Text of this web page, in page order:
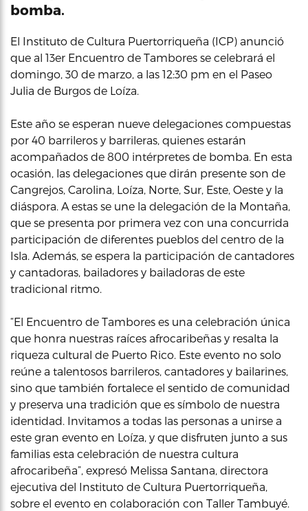
bomba.
El Instituto de Cultura Puertorriqueña (ICP) anunció
que al 13er Encuentro de Tambores se celebrará el
domingo, 30 de marzo, a las 12:30 pm en el Paseo
Julia de Burgos de Loíza.
Este año se esperan nueve delegaciones compuestas
por 40 barrileros y barrileras, quienes estarán
acompañados de 800 intérpretes de bomba. En esta
ocasión, las delegaciones que dirán presente son de
Cangrejos, Carolina, Loíza, Norte, Sur, Este, Oeste y la
diáspora. A estas se une la delegación de la Montaña,
que se presenta por primera vez con una concurrida
participación de diferentes pueblos del centro de la
Isla. Además, se espera la participación de cantadores
y cantadoras, bailadores y bailadoras de este
tradicional ritmo.
“El Encuentro de Tambores es una celebración única
que honra nuestras raíces afrocaribeñas y resalta la
riqueza cultural de Puerto Rico. Este evento no solo
reúne a talentosos barrileros, cantadores y bailarines,
sino que también fortalece el sentido de comunidad
y preserva una tradición que es símbolo de nuestra
identidad. Invitamos a todas las personas a unirse a
este gran evento en Loíza, y que disfruten junto a sus
familias esta celebración de nuestra cultura
afrocaribeña”, expresó Melissa Santana, directora
ejecutiva del Instituto de Cultura Puertorriqueña,
sobre el evento en colaboración con Taller Tambuyé.